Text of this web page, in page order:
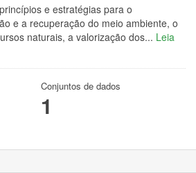
e estratégias para o
e a recuperação do meio ambiente, o
naturais, a valorização dos... Leia
Conjuntos de dados
1